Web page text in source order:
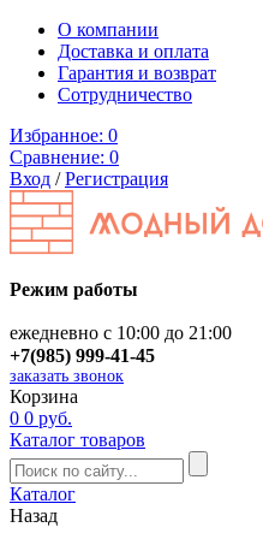
О компании
Доставка и оплата
Гарантия и возврат
Сотрудничество
Избранное: 0
Сравнение: 0
Вход /Регистрация
Режим работы
ежедневно с 10:00 до 21:00
+7(985) 999-41-45
заказать звонок
Корзина
0 0 руб.
Каталог товаров
Каталог
Назад